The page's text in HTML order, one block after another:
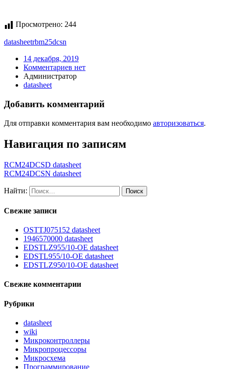
Просмотрено: 244
datasheetrbm25dcsn
14 декабря, 2019
Комментариев нет
Администратор
datasheet
Добавить комментарий
Для отправки комментария вам необходимо авторизоваться.
Навигация по записям
RCM24DCSD datasheet
RCM24DCSN datasheet
Найти:
Свежие записи
OSTTJ075152 datasheet
1946570000 datasheet
EDSTLZ955/10-OE datasheet
EDSTL955/10-OE datasheet
EDSTLZ950/10-OE datasheet
Свежие комментарии
Рубрики
datasheet
wiki
Микроконтроллеры
Микропроцессоры
Микросхема
Программирование